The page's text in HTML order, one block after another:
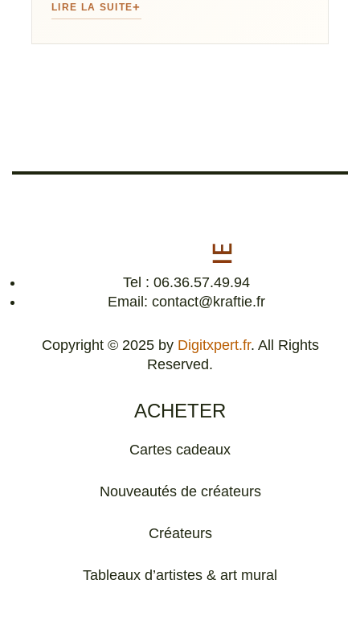
LIRE LA SUITE
Tel : 06.36.57.49.94
Email: contact@kraftie.fr
Copyright © 2025 by Digitxpert.fr. All Rights
Reserved.
ACHETER
Cartes cadeaux
Nouveautés de créateurs
Créateurs
Tableaux d’artistes & art mural